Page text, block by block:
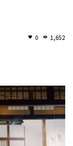
0 1,652